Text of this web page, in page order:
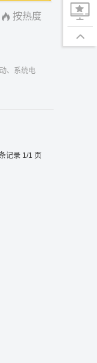
按热度
、系统电
记录 1/1 页